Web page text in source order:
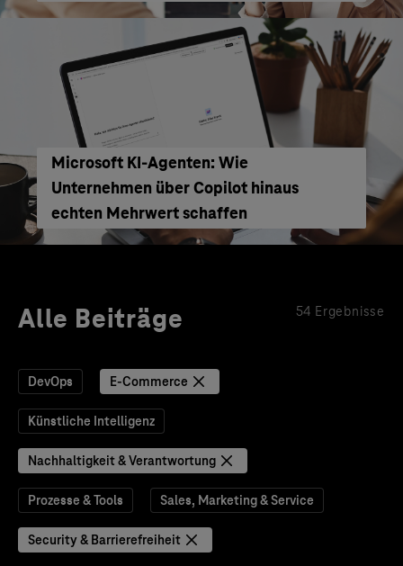
Microsoft KI-Agenten: Wie
Unternehmen über Copilot hinaus
echten Mehrwert schaffen
Alle Beiträge 54 Ergebnisse
DevOps E-Commerce
Künstliche Intelligenz
Nachhaltigkeit & Verantwortung
Prozesse & Tools Sales, Marketing & Service
Security & Barrierefreiheit